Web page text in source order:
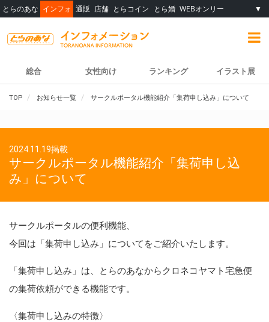
とらのあな インフォ 通販 店舗 とらコイン とら婚 WEBオンリー ▼
総合 女性向け ランキング イラスト展
TOP お知らせ一覧 サークルポータル機能紹介「集荷申し込み」について
2024.11.19掲載
サークルポータル機能紹介「集荷申し込
み」について
サークルポータルの便利機能、
今回は「集荷申し込み」についてをご紹介いたします。
「集荷申し込み」は、とらのあなからクロネコヤマト宅急便
の集荷依頼ができる機能です。
〈集荷申し込みの特徴〉